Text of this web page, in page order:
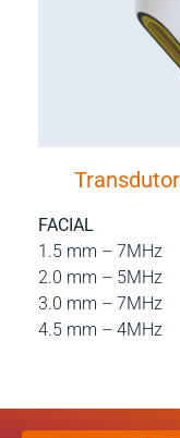
FACIAL
1.5 mm – 7MHz
2.0 mm – 5MHz
3.0 mm – 7MHz
4.5 mm – 4MHz